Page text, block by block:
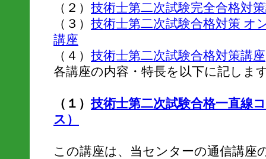
（２） 技術士第二次試験完全合格対
（３） 技術士第二次試験合格対策 オ
講座
（４） 技術士第二次試験合格対策講座
各講座の内容・特長を以下に記しま
（１）技術士第二次試験合格一直線
ス）
この講座は、当センターの通信講座